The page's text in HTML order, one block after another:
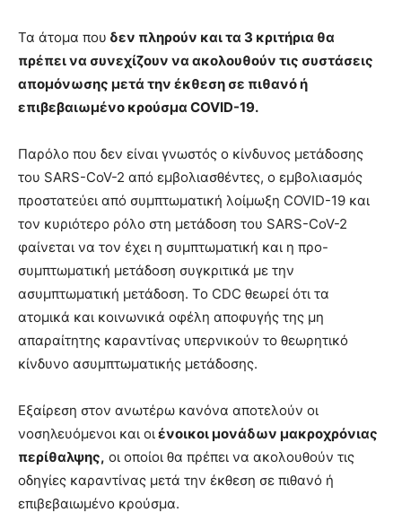
Τα άτομα που δεν πληρούν και τα 3 κριτήρια θα
πρέπει να συνεχίζουν να ακολουθούν τις συστάσεις
απομόνωσης μετά την έκθεση σε πιθανό ή
επιβεβαιωμένο κρούσμα COVID-19.
Παρόλο που δεν είναι γνωστός ο κίνδυνος μετάδοσης
του SARS-CoV-2 από εμβολιασθέντες, ο εμβολιασμός
προστατεύει από συμπτωματική λοίμωξη COVID-19 και
τον κυριότερο ρόλο στη μετάδοση του SARS-CoV-2
φαίνεται να τον έχει η συμπτωματική και η προ-
συμπτωματική μετάδοση συγκριτικά με την
ασυμπτωματική μετάδοση. Το CDC θεωρεί ότι τα
ατομικά και κοινωνικά οφέλη αποφυγής της μη
απαραίτητης καραντίνας υπερνικούν το θεωρητικό
κίνδυνο ασυμπτωματικής μετάδοσης.
Εξαίρεση στον ανωτέρω κανόνα αποτελούν οι
νοσηλευόμενοι και οιένοικοι μονάδων μακροχρόνιας
περίθαλψης, οι οποίοι θα πρέπει να ακολουθούν τις
οδηγίες καραντίνας μετά την έκθεση σε πιθανό ή
επιβεβαιωμένο κρούσμα.